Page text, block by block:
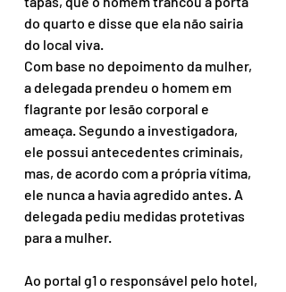
do quarto e disse que ela não sairia
do local viva.
Com base no depoimento da mulher,
a delegada prendeu o homem em
flagrante por lesão corporal e
ameaça. Segundo a investigadora,
ele possui antecedentes criminais,
mas, de acordo com a própria vítima,
ele nunca a havia agredido antes. A
delegada pediu medidas protetivas
para a mulher.
Ao portal g1 o responsável pelo hotel,